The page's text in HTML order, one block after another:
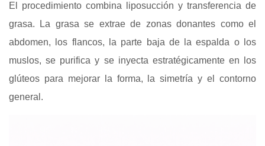
El procedimiento combina liposucción y transferencia de
grasa. La grasa se extrae de zonas donantes como el
abdomen, los flancos, la parte baja de la espalda o los
muslos, se purifica y se inyecta estratégicamente en los
glúteos para mejorar la forma, la simetría y el contorno
general.